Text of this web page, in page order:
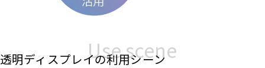
Use scene
透明ディスプレイの利用シーン